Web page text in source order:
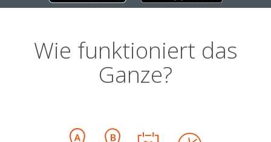
Wie funktioniert das
Ganze?